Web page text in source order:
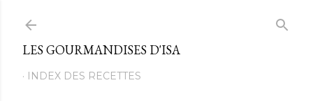
LES GOURMANDISES D'ISA
INDEX DES RECETTES